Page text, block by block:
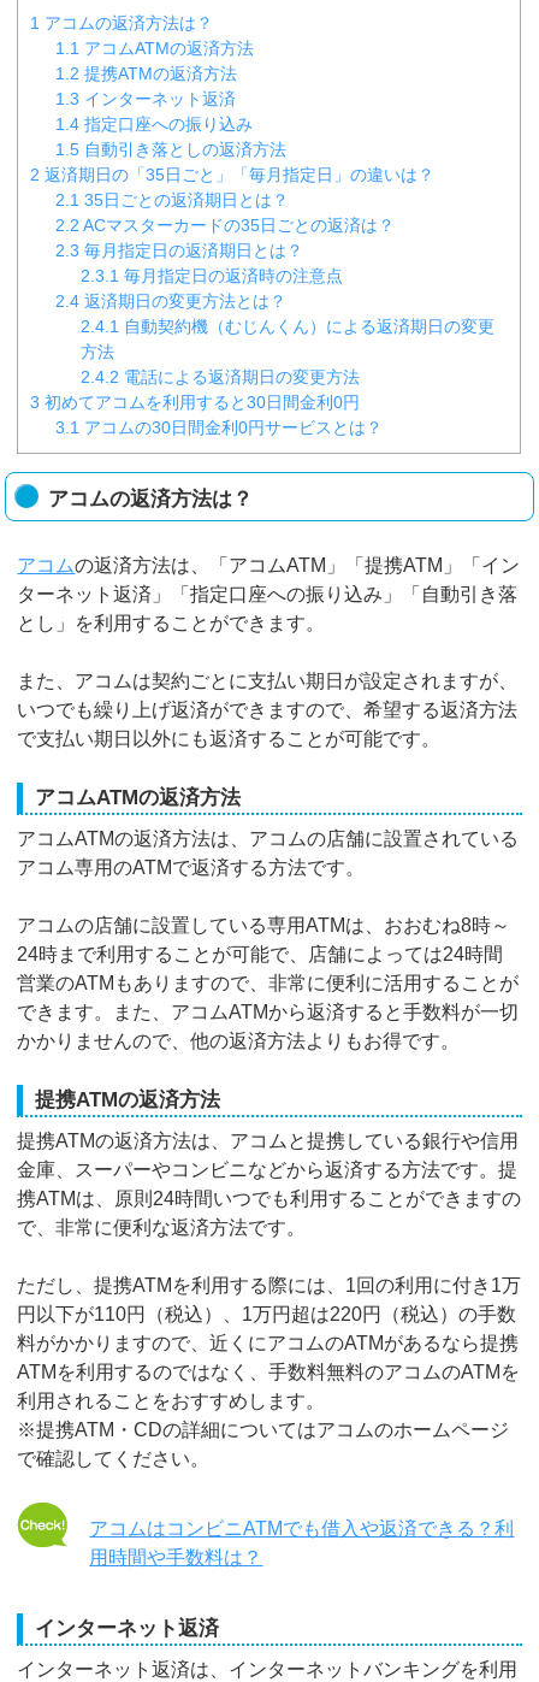
1 アコムの返済方法は？
1.1 アコムATMの返済方法
1.2 提携ATMの返済方法
1.3 インターネット返済
1.4 指定口座への振り込み
1.5 自動引き落としの返済方法
2 返済期日の「35日ごと」「毎月指定日」の違いは？
2.1 35日ごとの返済期日とは？
2.2 ACマスターカードの35日ごとの返済は？
2.3 毎月指定日の返済期日とは？
2.3.1 毎月指定日の返済時の注意点
2.4 返済期日の変更方法とは？
2.4.1 自動契約機（むじんくん）による返済期日の変更
方法
2.4.2 電話による返済期日の変更方法
3 初めてアコムを利用すると30日間金利0円
3.1 アコムの30日間金利0円サービスとは？
アコムの返済方法は？
アコムの返済方法は、「アコムATM」「提携ATM」「イン
ターネット返済」「指定口座への振り込み」「自動引き落
とし」を利用することができます。
また、アコムは契約ごとに支払い期日が設定されますが、
いつでも繰り上げ返済ができますので、希望する返済方法
で支払い期日以外にも返済することが可能です。
アコムATMの返済方法
アコムATMの返済方法は、アコムの店舗に設置されている
アコム専用のATMで返済する方法です。
アコムの店舗に設置している専用ATMは、おおむね8時～
24時まで利用することが可能で、店舗によっては24時間
営業のATMもありますので、非常に便利に活用することが
できます。また、アコムATMから返済すると手数料が一切
かかりませんので、他の返済方法よりもお得です。
提携ATMの返済方法
提携ATMの返済方法は、アコムと提携している銀行や信用
金庫、スーパーやコンビニなどから返済する方法です。提
携ATMは、原則24時間いつでも利用することができますの
で、非常に便利な返済方法です。
ただし、提携ATMを利用する際には、1回の利用に付き1万
円以下が110円（税込）、1万円超は220円（税込）の手数
料がかかりますので、近くにアコムのATMがあるなら提携
ATMを利用するのではなく、手数料無料のアコムのATMを
利用されることをおすすめします。
※提携ATM・CDの詳細についてはアコムのホームページ
で確認してください。
アコムはコンビニATMでも借入や返済できる？利
用時間や手数料は？
インターネット返済
インターネット返済は、インターネットバンキングを利用